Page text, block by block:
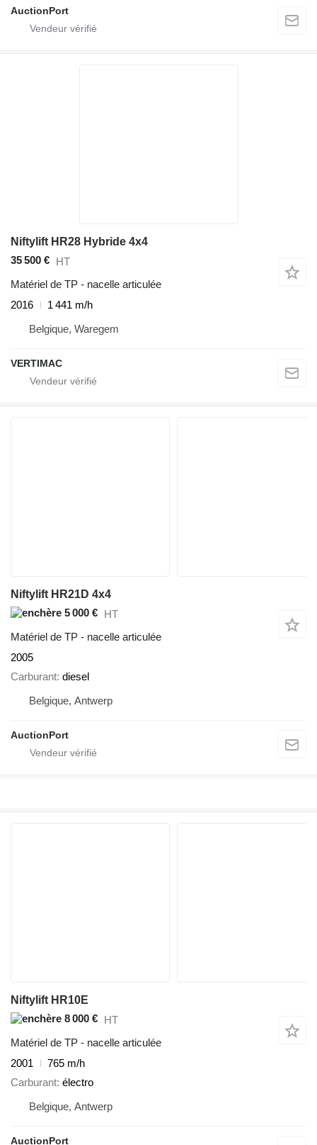
AuctionPort
Niftylift HR28 Hybride 4x4
35 500 € HT
Matériel de TP - nacelle articulée
2016
1 441 m/h
Belgique, Waregem
VERTIMAC
Niftylift HR21D 4x4
5 000 € HT
Matériel de TP - nacelle articulée
2005
Carburant diesel
Belgique, Antwerp
AuctionPort
Niftylift HR10E
8 000 € HT
Matériel de TP - nacelle articulée
2001
765 m/h
Carburant électro
Belgique, Antwerp
AuctionPort